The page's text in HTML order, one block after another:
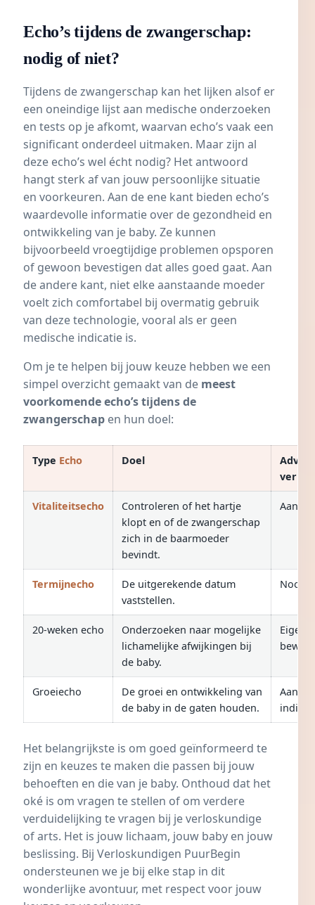
Echo’s tijdens de zwangerschap:
nodig of niet?
Tijdens de zwangerschap kan het lijken alsof er
een oneindige lijst aan medische onderzoeken
en tests op je afkomt, waarvan echo’s vaak een
significant onderdeel uitmaken. Maar zijn al
deze echo’s wel écht nodig? Het antwoord
hangt sterk af van jouw persoonlijke situatie
en voorkeuren. Aan de ene kant bieden echo’s
waardevolle informatie over de gezondheid en
ontwikkeling van je baby. Ze kunnen
bijvoorbeeld vroegtijdige problemen opsporen
of gewoon bevestigen dat alles goed gaat. Aan
de andere kant, niet elke aanstaande moeder
voelt zich comfortabel bij overmatig gebruik
van deze technologie, vooral als er geen
medische indicatie is.
Om je te helpen bij jouw keuze hebben we een
simpel overzicht gemaakt van de meest
voorkomende echo’s tijdens de
zwangerschap en hun doel:
Type Echo Doel
Advies
Vitaliteitsecho
Controleren of het hartje
klopt en of de zwangerschap
zich in de baarmoeder
bevindt.
Termijnecho
De uitgerekende datum
vaststellen.
20-weken echo
Onderzoeken naar mogelijke
lichamelijke afwijkingen bij
de baby.
Eigen
Groeiecho
De groei en ontwikkeling van
de baby in de gaten houden.
Het belangrijkste is om goed geïnformeerd te
zijn en keuzes te maken die passen bij jouw
behoeften en die van je baby. Onthoud dat het
oké is om vragen te stellen of om verdere
verduidelijking te vragen bij je verloskundige
of arts. Het is jouw lichaam, jouw baby en jouw
beslissing. Bij Verloskundigen PuurBegin
ondersteunen we je bij elke stap in dit
wonderlijke avontuur, met respect voor jouw